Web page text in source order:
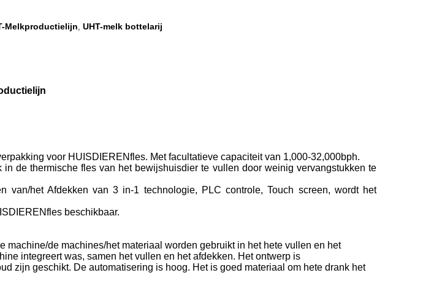
Melkproductielijn, UHT-melk bottelarij
voor HUISDIERENfles. Met facultatieve capaciteit van 1,000-32,000bph.
de thermische fles van het bewijshuisdier te vullen door weinig vervangstukken te
van/het Afdekken van 3 in-1 technologie, PLC controle, Touch screen, wordt het
beschikbaar.
machine/de machines/het materiaal worden gebruikt in het hete vullen en het
integreert was, samen het vullen en het afdekken. Het ontwerp is
zijn geschikt. De automatisering is hoog. Het is goed materiaal om hete drank het